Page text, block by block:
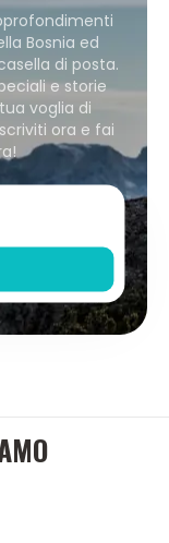
Bosnia ed
di posta.
e storie
voglia di
ora e fai